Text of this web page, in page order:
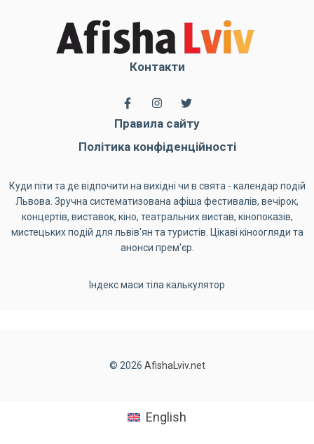
Контакти
Правила сайту
Політика конфіденційності
Куди піти та де відпочити на вихідні чи в свята - календар подій
Львова. Зручна систематизована афіша фестивалів, вечірок,
концертів, виставок, кіно, театральних вистав, кінопоказів,
мистецьких подій для львів'ян та туристів. Цікаві кіноогляди та
анонси прем'єр.
Індекс маси тіла калькулятор
© 2026 AfishaLviv.net
English